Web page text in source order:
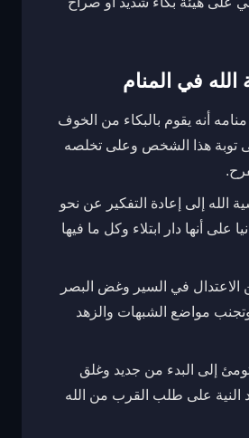
الله في المنام
أنه يقوم بالبكاء من الخوف
توبة هذا الشخص وعلى تخلصه
الله إلى إعادة التفكير عن نحو
على أنها دار ابتلاء وكل ما فيها
الاعتدال في السير وغض البصر
مواضع الشبهات والزهد
إلى البدء من جديد وغلق
على طلب القرب من الله